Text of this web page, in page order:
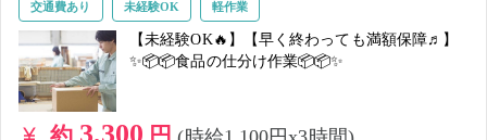
交通費あり 未経験OK 軽作業
【未経験OK🔥】【早く終わっても満額保障♬】
✨📦📦食品の仕分け作業📦📦✨
3,300